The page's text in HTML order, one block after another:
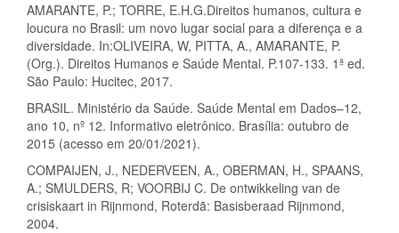
AMARANTE, P.; TORRE, E.H.G.Direitos humanos, cultura e
loucura no Brasil: um novo lugar social para a diferença e a
diversidade. In:OLIVEIRA, W, PITTA, A., AMARANTE, P.
(Org.). Direitos Humanos e Saúde Mental. P.107-133. 1ª ed.
São Paulo: Hucitec, 2017.
BRASIL. Ministério da Saúde. Saúde Mental em Dados–12,
ano 10, nº 12. Informativo eletrônico. Brasília: outubro de
2015 (acesso em 20/01/2021).
COMPAIJEN, J., NEDERVEEN, A., OBERMAN, H., SPAANS,
A.; SMULDERS, R; VOORBIJ C. De ontwikkeling van de
crisiskaart in Rijnmond, Roterdã: Basisberaad Rijnmond,
2004.